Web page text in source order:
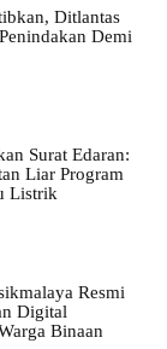
Ditlantas
Demi
Surat Edaran:
Liar Program
Listrik
Resmi
Digital
Binaan